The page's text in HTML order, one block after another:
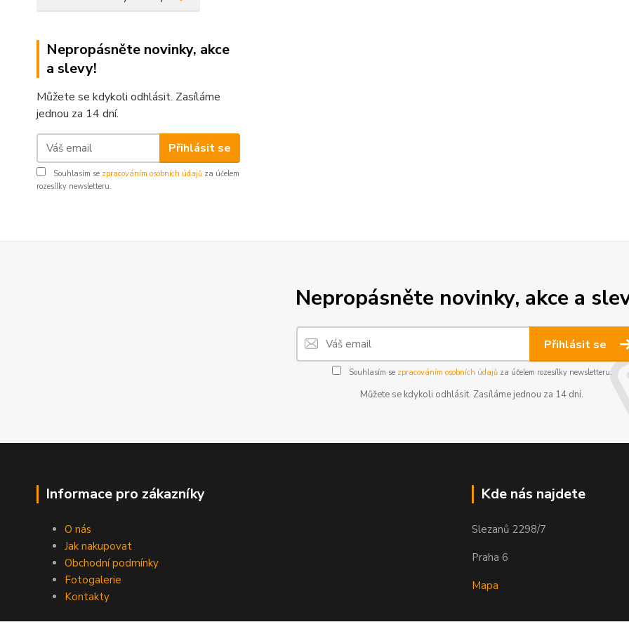
Nepropásněte novinky, akce
a slevy!
Můžete se kdykoli odhlásit. Zasíláme
jednou za 14 dní.
Přihlásit se
Souhlasím se zpracováním osobních údajů za účelem
rozesílky newsletteru.
Nepropásněte novinky, akce a
Přihlásit se
Souhlasím se zpracováním osobních údajůza účelem rozesílky newsletteru.
Můžete se kdykoli odhlásit. Zasíláme jednou za 14 dní.
Informace pro zákazníky
O nás
Jak nakupovat
Obchodní podmínky
Fotogalerie
Kontakty
Kde nás najdete
Slezanů 2298/7
Praha 6
Mapa